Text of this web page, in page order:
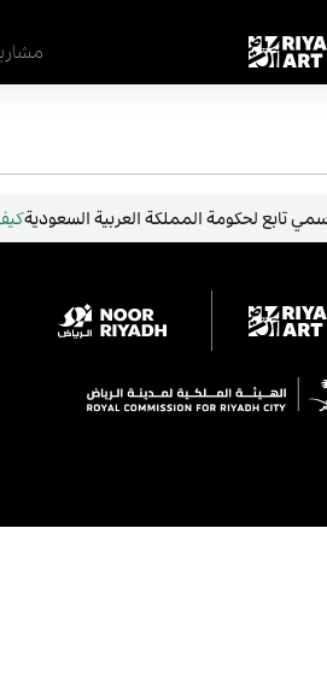
تابع لحكومة المملكة العربية السعودية